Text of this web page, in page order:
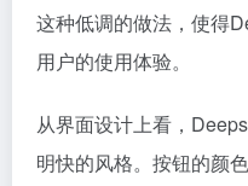
这种低调的做法，使得
用户的使用体验。
从界面设计上看，
明快的风格。按钮的颜